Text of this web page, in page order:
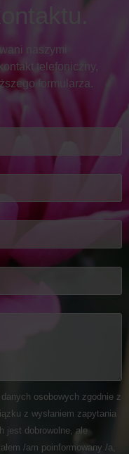
naszymi
telefoniczny,
formularza.
osobowych zgodnie z
z wysłaniem zapytania
jest dobrowolne, ale
/am poinformowany /a,